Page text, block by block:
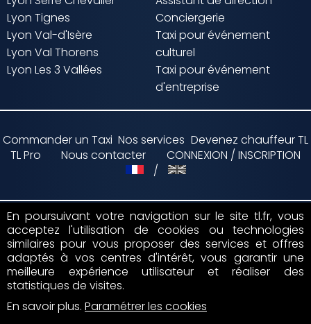
Lyon Tignes
Lyon Val-d'Isère
Lyon Val Thorens
Lyon Les 3 Vallées
Conciergerie
Taxi pour événement
culturel
Taxi pour événement
d'entreprise
Commander un Taxi Nos services Devenez chauffeur TL
TL Pro
Nous contacter
CONNEXION / INSCRIPTION
/
Paiement par
Suivez nous sur
En poursuivant votre navigation sur le site tl.fr, vous
acceptez l'utilisation de cookies ou technologies
similaires pour vous proposer des services et offres
adaptés à vos centres d'intérêt, vous garantir une
meilleure expérience utilisateur et réaliser des
statistiques de visites.
En savoir plus. Paramétrer les cookies